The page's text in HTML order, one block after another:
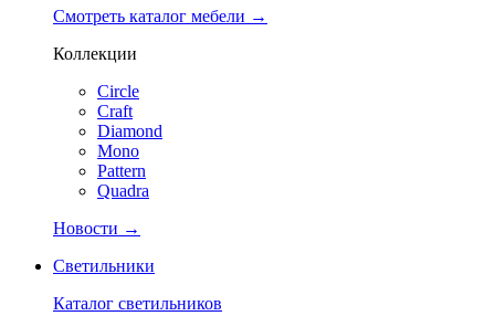
Смотреть каталог мебели →
Коллекции
Circle
Craft
Diamond
Mono
Pattern
Quadra
Новости →
Светильники
Каталог светильников